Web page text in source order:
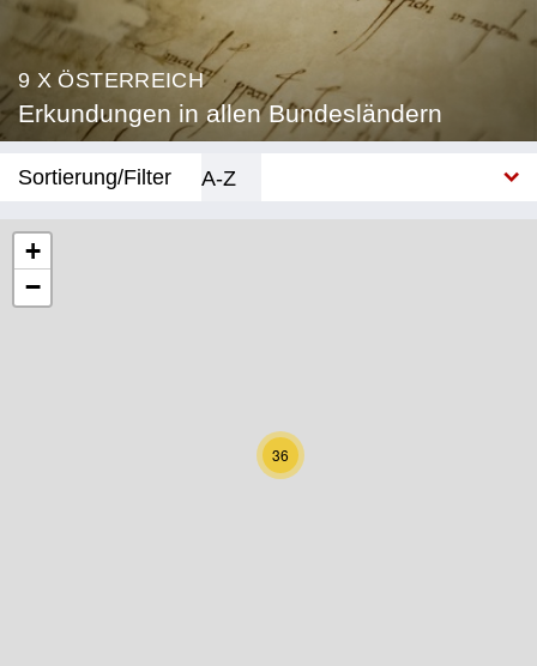
9 X ÖSTERREICH
Erkundungen in allen Bundesländern
Sortierung/Filter
A-Z
Niederösterreich
Oberösterreich
36
+
−